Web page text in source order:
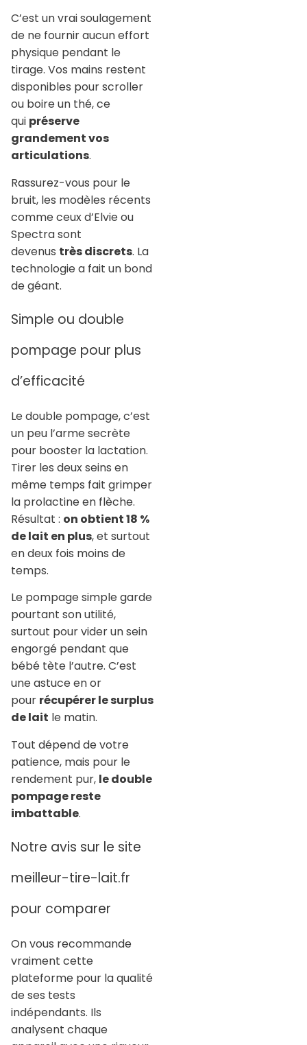
C’est un vrai soulagement
de ne fournir aucun effort
physique pendant le
tirage. Vos mains restent
disponibles pour scroller
ou boire un thé, ce
qui préserve
grandement vos
articulations.
Rassurez-vous pour le
bruit, les modèles récents
comme ceux d’Elvie ou
Spectra sont
devenus très discrets. La
technologie a fait un bond
de géant.
Simple ou double
pompage pour plus
d’efficacité
Le double pompage, c’est
un peu l’arme secrète
pour booster la lactation.
Tirer les deux seins en
même temps fait grimper
la prolactine en flèche.
Résultat : on obtient 18 %
de lait en plus, et surtout
en deux fois moins de
temps.
Le pompage simple garde
pourtant son utilité,
surtout pour vider un sein
engorgé pendant que
bébé tète l’autre. C’est
une astuce en or
pour récupérer le surplus
de lait le matin.
Tout dépend de votre
patience, mais pour le
rendement pur, le double
pompage reste
imbattable.
Notre avis sur le site
meilleur-tire-lait.fr
pour comparer
On vous recommande
vraiment cette
plateforme pour la qualité
de ses tests
indépendants. Ils
analysent chaque